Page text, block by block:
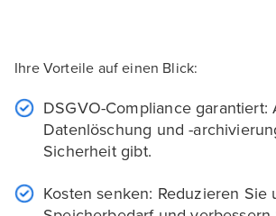
Ihre Vorteile auf einen Blick:
DSGVO-Compliance garantiert:
Datenlöschung und -
Sicherheit gibt.
Kosten senken: Reduzieren Sie